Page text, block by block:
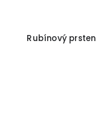
Rubínový prsten